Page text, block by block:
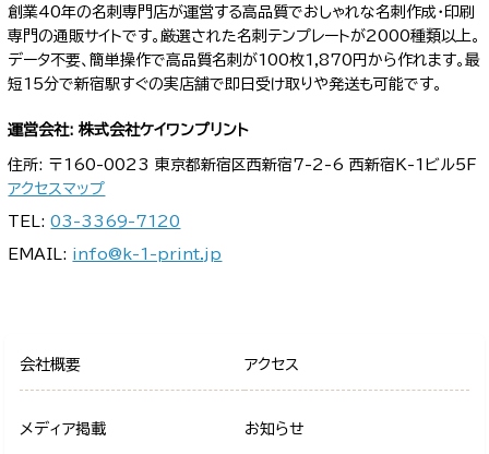
創業40年の名刺専門店が運営する高品質でおしゃれな名刺作成・印刷
専門の通販サイトです。厳選された名刺テンプレートが2000種類以上。
データ不要、簡単操作で高品質名刺が100枚1,870円から作れます。最
短15分で新宿駅すぐの実店舗で即日受け取りや発送も可能です。
運営会社: 株式会社ケイワンプリント
住所: 〒160-0023 東京都新宿区西新宿7-2-6 西新宿K-1ビル5F
アクセスマップ
TEL:03-3369-7120
EMAIL: info@k-1-print.jp
会社概要 アクセス
メディア掲載 お知らせ